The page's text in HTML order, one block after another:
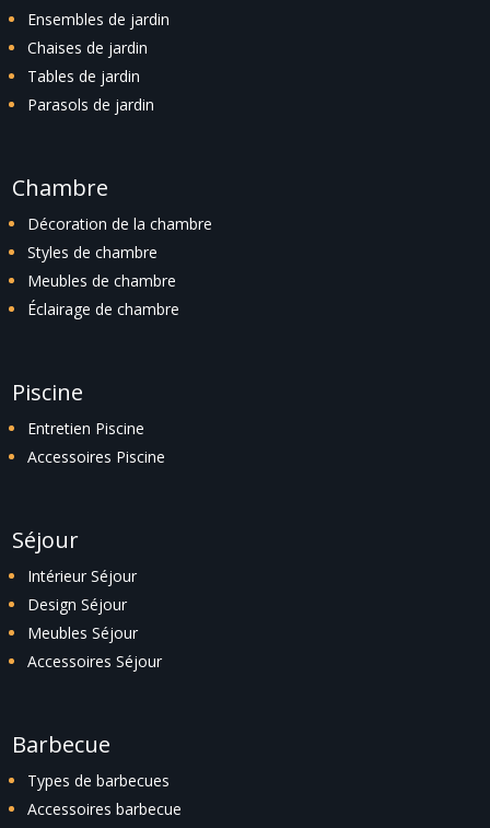
Ensembles de jardin
Chaises de jardin
Tables de jardin
Parasols de jardin
Chambre
Décoration de la chambre
Styles de chambre
Meubles de chambre
Éclairage de chambre
Piscine
Entretien Piscine
Accessoires Piscine
Séjour
Intérieur Séjour
Design Séjour
Meubles Séjour
Accessoires Séjour
Barbecue
Types de barbecues
Accessoires barbecue